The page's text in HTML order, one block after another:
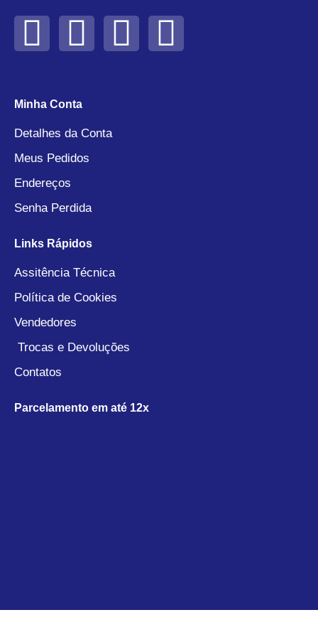
Minha Conta
Detalhes da Conta
Meus Pedidos
Endereços
Senha Perdida
Links Rápidos
Assitência Técnica
Política de Cookies
Vendedores
Trocas e Devoluções
Contatos
Parcelamento em até 12x